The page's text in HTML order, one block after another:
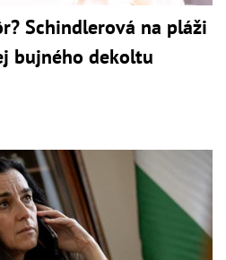
Schindlerová na pláži
bujného dekoltu